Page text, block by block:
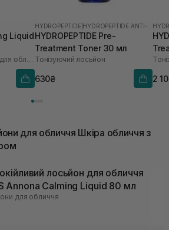
Liquid
Заспокійливий лосьйон для обличчя
HYDROPEPTIDE HYDROPEPTIDE ANTI-WRINKLE
HYDROPEPTIDE Pre-
Treatment Toner 30 мл
Тонізуючий лосьйон
630₴ 2
для обличчя Шкіра обличчя з
лосьйон для обличчя
Annona Calming Liquid 80 мл
для обличчя